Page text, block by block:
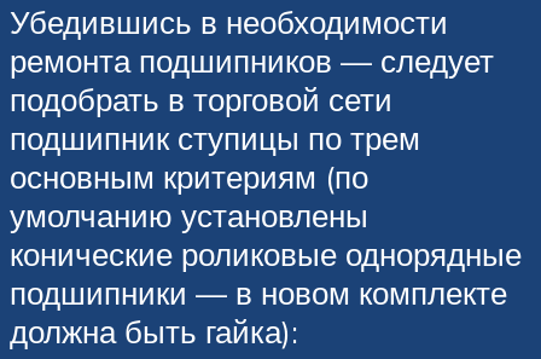
Убедившись в необходимости
ремонта подшипников — следует
подобрать в торговой сети
подшипник ступицы по трем
основным критериям (по
умолчанию установлены
конические роликовые однорядные
подшипники — в новом комплекте
должна быть гайка):